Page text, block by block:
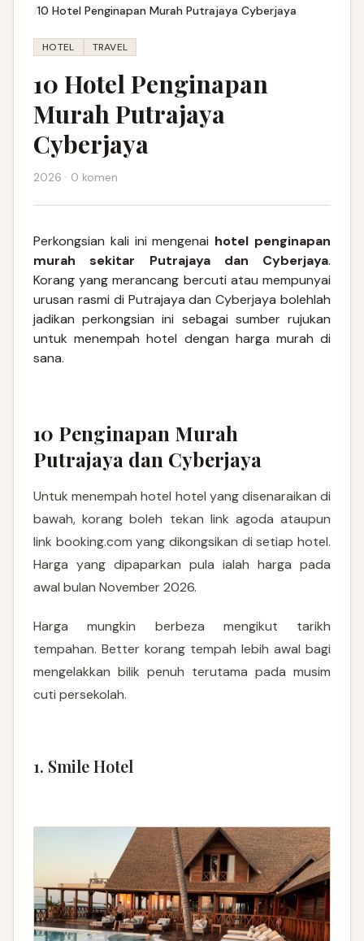
/10 Hotel Penginapan Murah Putrajaya Cyberjaya
HOTEL TRAVEL
10 Hotel Penginapan
Murah Putrajaya
Cyberjaya
2026 · 0 komen
Perkongsian kali ini mengenai hotel penginapan
murah sekitar Putrajaya dan Cyberjaya.
Korang yang merancang bercuti atau mempunyai
urusan rasmi di Putrajaya dan Cyberjaya bolehlah
jadikan perkongsian ini sebagai sumber rujukan
untuk menempah hotel dengan harga murah di
sana.
10 Penginapan Murah
Putrajaya dan Cyberjaya
Untuk menempah hotel hotel yang disenaraikan di
bawah, korang boleh tekan link agoda ataupun
link booking.com yang dikongsikan di setiap hotel.
Harga yang dipaparkan pula ialah harga pada
awal bulan November 2026.
Harga mungkin berbeza mengikut tarikh
tempahan. Better korang tempah lebih awal bagi
mengelakkan bilik penuh terutama pada musim
cuti persekolah.
1. Smile Hotel